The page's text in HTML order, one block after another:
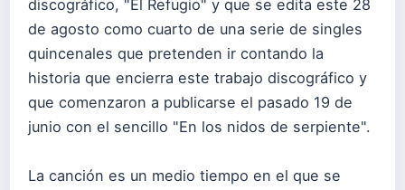
discográfico, "El Refugio" y que se edita este 28
de agosto como cuarto de una serie de singles
quincenales que pretenden ir contando la
historia que encierra este trabajo discográfico y
que comenzaron a publicarse el pasado 19 de
junio con el sencillo "En los nidos de serpiente".
La canción es un medio tiempo en el que se